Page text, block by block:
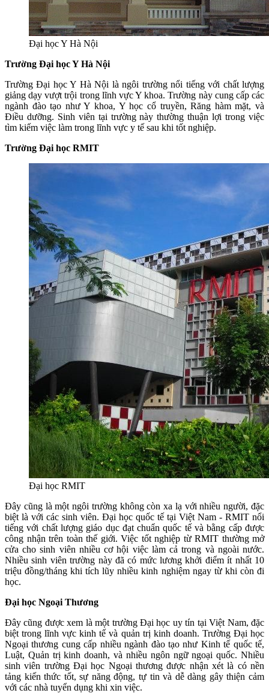
Đại học Y Hà Nội
Trường Đại học Y Hà Nội
Trường Đại học Y Hà Nội là ngôi trường nổi tiếng với chất lượng
giảng dạy vượt trội trong lĩnh vực Y khoa. Trường này cung cấp các
ngành đào tạo như Y khoa, Y học cổ truyền, Răng hàm mặt, và
Điều dưỡng. Sinh viên tại trường này thường thuận lợi trong việc
tìm kiếm việc làm trong lĩnh vực y tế sau khi tốt nghiệp.
Trường Đại học RMIT
Đại học RMIT
Đây cũng là một ngôi trường không còn xa lạ với nhiều người, đặc
biệt là với các sinh viên. Đại học quốc tế tại Việt Nam - RMIT nổi
tiếng với chất lượng giáo dục đạt chuẩn quốc tế và bằng cấp được
công nhận trên toàn thế giới. Việc tốt nghiệp từ RMIT thường mở
cửa cho sinh viên nhiều cơ hội việc làm cả trong và ngoài nước.
Nhiều sinh viên trường này đã có mức lương khởi điểm ít nhất 10
triệu đồng/tháng khi tích lũy nhiều kinh nghiệm ngay từ khi còn đi
học.
Đại học Ngoại Thương
Đây cũng được xem là một trường Đại học uy tín tại Việt Nam, đặc
biệt trong lĩnh vực kinh tế và quản trị kinh doanh. Trường Đại học
Ngoại thương cung cấp nhiều ngành đào tạo như Kinh tế quốc tế,
Luật, Quản trị kinh doanh, và nhiều ngôn ngữ ngoại quốc. Nhiều
sinh viên trường Đại học Ngoại thương được nhận xét là có nền
tảng kiến thức tốt, sự năng động, tự tin và dễ dàng gây thiện cảm
với các nhà tuyển dụng khi xin việc.